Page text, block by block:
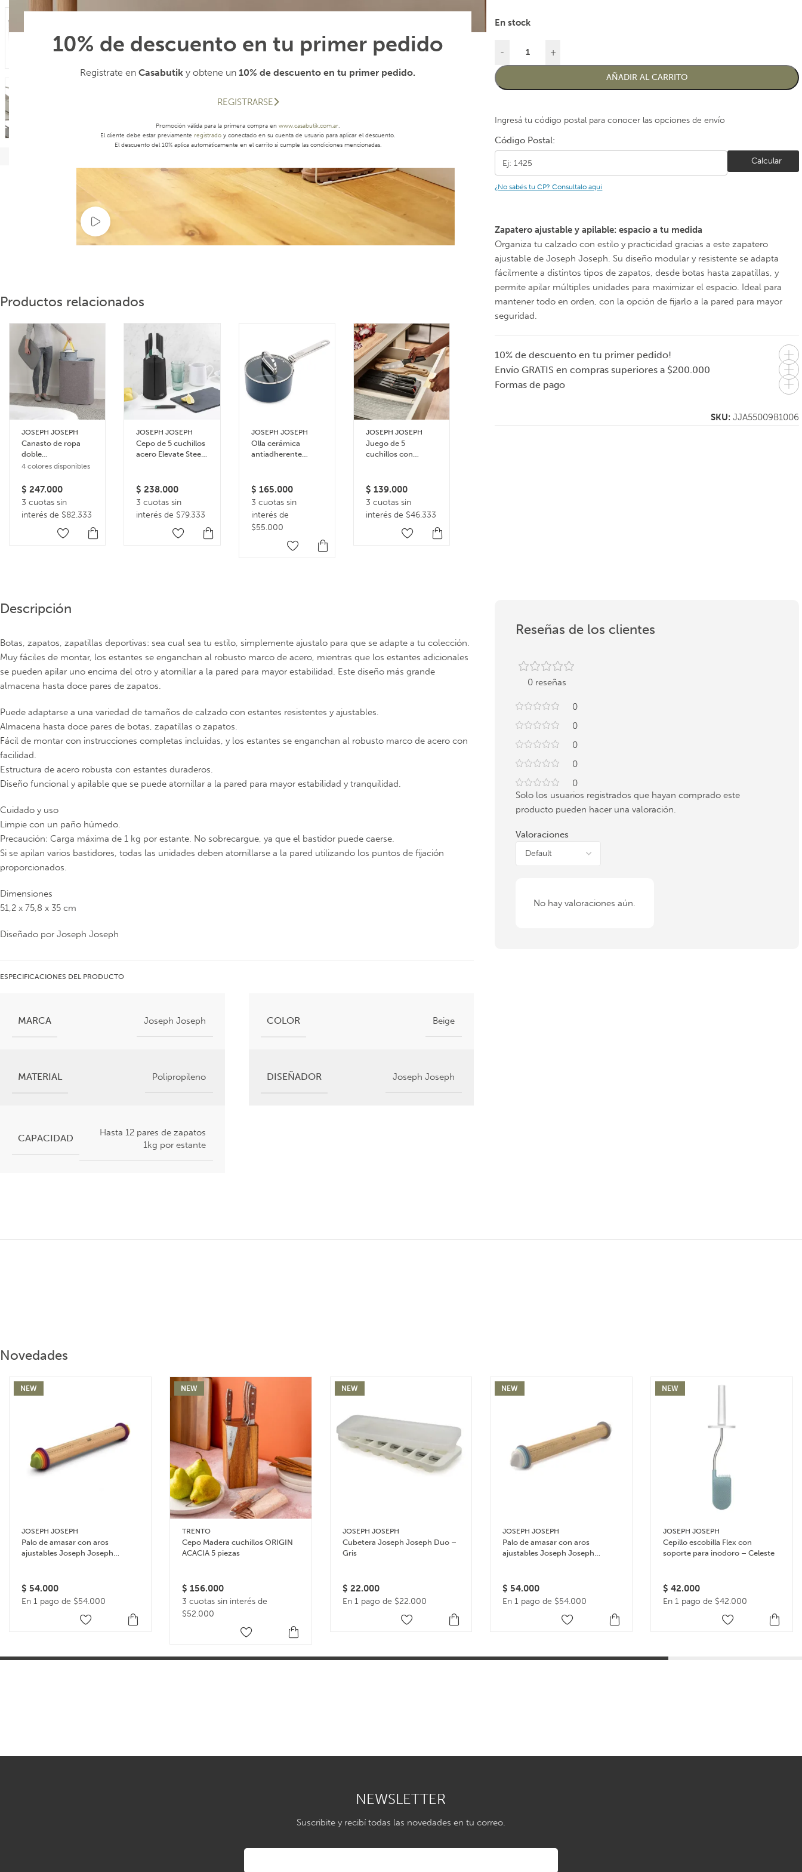
10% de descuento en tu primer pedido
Registrate en Casabutik y obtene un 10% de descuento en tu primer pedido.
REGISTRARSE
Promoción válida para la primera compra en www.casabutik.com.ar.
El cliente debe estar previamente registrado y conectado en su cuenta de usuario para aplicar el descuento.
El descuento del 10% aplica automáticamente en el carrito si cumple las condiciones mencionadas.
Productos relacionados
JOSEPH JOSEPH
Canasto de ropa
doble
compartimiento 90
4 colores disponibles
$ 247.000
3 cuotas sin
interés de $82.333
JOSEPH JOSEPH
Cepo de 5 cuchillos
acero Elevate Steel
$ 238.000
3 cuotas sin
interés de $79.333
JOSEPH JOSEPH
Olla cerámica
antiadherente
$ 165.000
3 cuotas sin
interés de
$55.000
JOSEPH JOSEPH
Juego de 5
cuchillos con
para cajón Elevate
$ 139.000
3 cuotas sin
interés de $46.333
En stock
- +
AÑADIR AL CARRITO
Ingresá tu código postal para conocer las opciones de envío
Código Postal:
Calcular
¿No sabés tu CP? Consultalo aquí
Zapatero ajustable y apilable: espacio a tu medida
Organiza tu calzado con estilo y practicidad gracias a este zapatero
ajustable de Joseph Joseph. Su diseño modular y resistente se adapta
fácilmente a distintos tipos de zapatos, desde botas hasta zapatillas, y
permite apilar múltiples unidades para maximizar el espacio. Ideal para
mantener todo en orden, con la opción de fijarlo a la pared para mayor
seguridad.
10% de descuento en tu primer pedido!
Envío GRATIS en compras superiores a $200.000
Formas de pago
SKU: JJA55009B1006
Descripción
Botas, zapatos, zapatillas deportivas: sea cual sea tu estilo, simplemente ajustalo para que se adapte a tu colección.
Muy fáciles de montar, los estantes se enganchan al robusto marco de acero, mientras que los estantes adicionales
se pueden apilar uno encima del otro y atornillar a la pared para mayor estabilidad. Este diseño más grande
almacena hasta doce pares de zapatos.
Puede adaptarse a una variedad de tamaños de calzado con estantes resistentes y ajustables.
Almacena hasta doce pares de botas, zapatillas o zapatos.
Fácil de montar con instrucciones completas incluidas, y los estantes se enganchan al robusto marco de acero con
facilidad.
Estructura de acero robusta con estantes duraderos.
Diseño funcional y apilable que se puede atornillar a la pared para mayor estabilidad y tranquilidad.
Cuidado y uso
Limpie con un paño húmedo.
Precaución: Carga máxima de 1 kg por estante. No sobrecargue, ya que el bastidor puede caerse.
Si se apilan varios bastidores, todas las unidades deben atornillarse a la pared utilizando los puntos de fijación
proporcionados.
Dimensiones
51,2 x 75,8 x 35 cm
Diseñado por Joseph Joseph
ESPECIFICACIONES DEL PRODUCTO
MARCA Joseph Joseph COLOR Beige
MATERIAL Polipropileno DISEÑADOR Joseph Joseph
CAPACIDAD
Hasta 12 pares de zapatos
1kg por estante
Reseñas de los clientes
0 reseñas
0
0
0
0
0
Valoraciones
No hay valoraciones aún.
Solo los usuarios registrados que hayan comprado este
producto pueden hacer una valoración.
Novedades
NEW
JOSEPH JOSEPH
Palo de amasar con aros
ajustables Joseph Joseph
$ 54.000
En 1 pago de $54.000
NEW
TRENTO
Cepo Madera cuchillos ORIGIN
ACACIA 5 piezas
$ 156.000
3 cuotas sin interés de
$52.000
NEW
JOSEPH JOSEPH
Cubetera Joseph Joseph Duo –
Gris
$ 22.000
En 1 pago de $22.000
NEW
JOSEPH JOSEPH
Palo de amasar con aros
ajustables Joseph Joseph
$ 54.000
En 1 pago de $54.000
NEW
JOSEPH JOSEPH
Cepillo escobilla Flex con
soporte para inodoro – Celeste
$ 42.000
En 1 pago de $42.000
NEWSLETTER
Suscribite y recibí todas las novedades en tu correo.